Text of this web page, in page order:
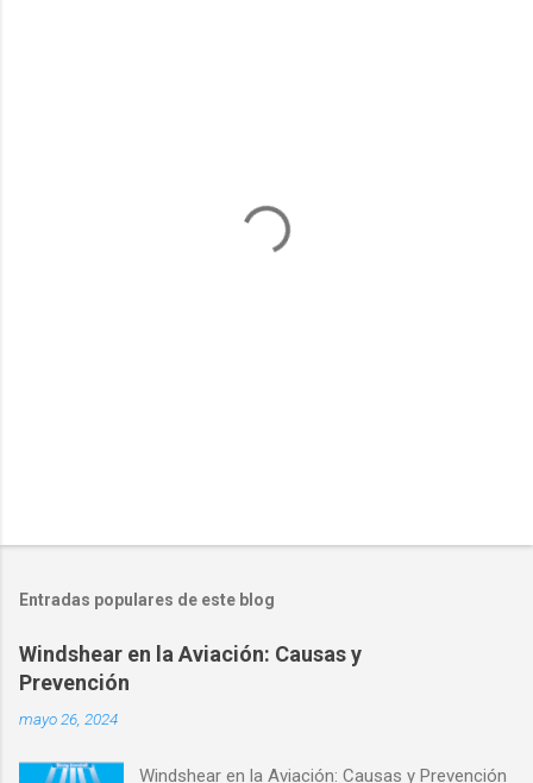
Entradas populares de este blog
Windshear en la Aviación: Causas y
Prevención
mayo 26, 2024
Windshear en la Aviación: Causas y Prevención